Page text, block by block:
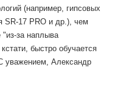
(например, гипсовых
SR-17 PRO и др.), чем
"из-за наплыва
быстро обучается
уважением, Александр